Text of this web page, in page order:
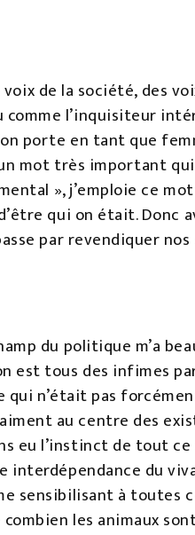
voix de la société, des
l’inquisiteur
porte en tant que
mot très important
», j’emploie ce
qui on était.
par revendiquer
du politique m’a
tous des infimes
qui n’était pas
au centre des
eu l’instinct de tout
du
sensibilisant à toutes
les animaux